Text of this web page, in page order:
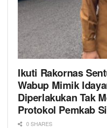
Ikuti Rakornas
Wabup Mimik
Diperlakukan Tak
Protokol Pemkab
0 SHARES